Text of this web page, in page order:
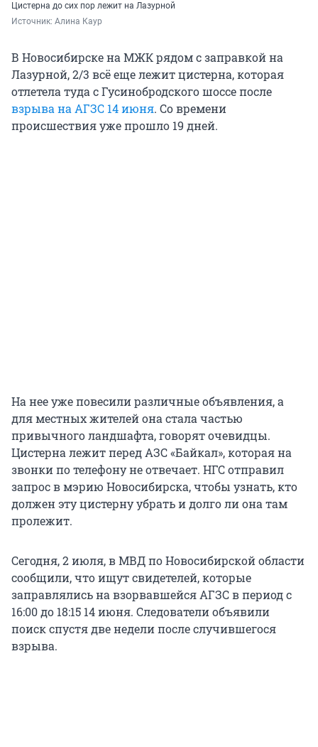
Цистерна до сих пор лежит на Лазурной
Источник: Алина Каур
В Новосибирске на МЖК рядом с заправкой на
Лазурной, 2/3 всё еще лежит цистерна, которая
отлетела туда с Гусинобродского шоссе после
взрыва на АГЗС 14 июня. Со времени
происшествия уже прошло 19 дней.
На нее уже повесили различные объявления, а
для местных жителей она стала частью
привычного ландшафта, говорят очевидцы.
Цистерна лежит перед АЗС «Байкал», которая на
звонки по телефону не отвечает. НГС отправил
запрос в мэрию Новосибирска, чтобы узнать, кто
должен эту цистерну убрать и долго ли она там
пролежит.
Сегодня, 2 июля, в МВД по Новосибирской области
сообщили, что ищут свидетелей, которые
заправлялись на взорвавшейся АГЗС в период с
16:00 до 18:15 14 июня. Следователи объявили
поиск спустя две недели после случившегося
взрыва.